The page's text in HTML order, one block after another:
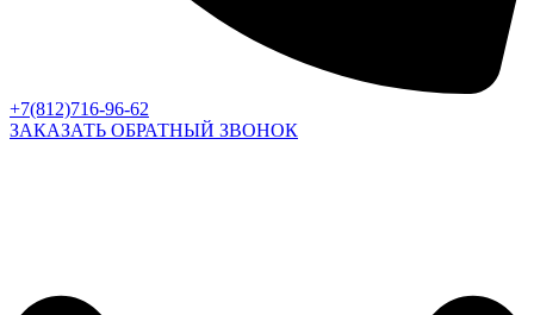
+7(812)716-96-62
ЗАКАЗАТЬ ОБРАТНЫЙ ЗВОНОК